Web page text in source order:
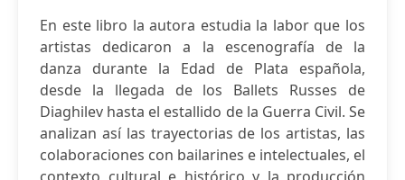
En este libro la autora estudia la labor que los
artistas dedicaron a la escenografía de la
danza durante la Edad de Plata española,
desde la llegada de los Ballets Russes de
Diaghilev hasta el estallido de la Guerra Civil. Se
analizan así las trayectorias de los artistas, las
colaboraciones con bailarines e intelectuales, el